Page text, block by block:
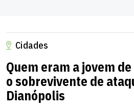
Cidades
Quem eram a jovem
o sobrevivente de
Dianópolis